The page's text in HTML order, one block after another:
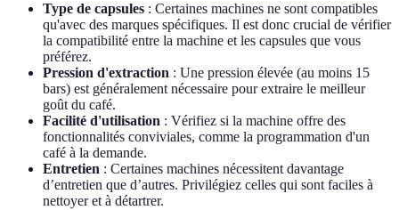
Type de capsules : Certaines machines ne sont compatibles
qu'avec des marques spécifiques. Il est donc crucial de vérifier
la compatibilité entre la machine et les capsules que vous
préférez.
Pression d'extraction : Une pression élevée (au moins 15
bars) est généralement nécessaire pour extraire le meilleur
goût du café.
Facilité d'utilisation : Vérifiez si la machine offre des
fonctionnalités conviviales, comme la programmation d'un
café à la demande.
Entretien : Certaines machines nécessitent davantage
d’entretien que d’autres. Privilégiez celles qui sont faciles à
nettoyer et à détartrer.